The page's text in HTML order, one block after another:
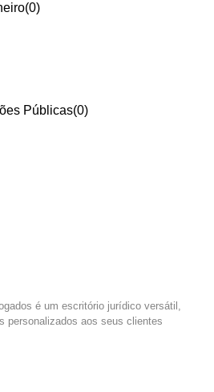
(0)
Públicas(0)
é um escritório jurídico versátil,
personalizados aos seus clientes